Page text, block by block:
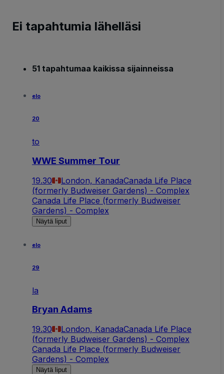
Ei tapahtumia lähelläsi
51 tapahtumaa kaikissa sijainneissa
elo
20
to
WWE Summer Tour
19.30 London, KanadaCanada Life Place
(formerly Budweiser Gardens) - Complex
Canada Life Place (formerly Budweiser
Gardens) - Complex
Näytä liput
elo
29
la
Bryan Adams
19.30 London, KanadaCanada Life Place
(formerly Budweiser Gardens) - Complex
Canada Life Place (formerly Budweiser
Gardens) - Complex
Näytä liput